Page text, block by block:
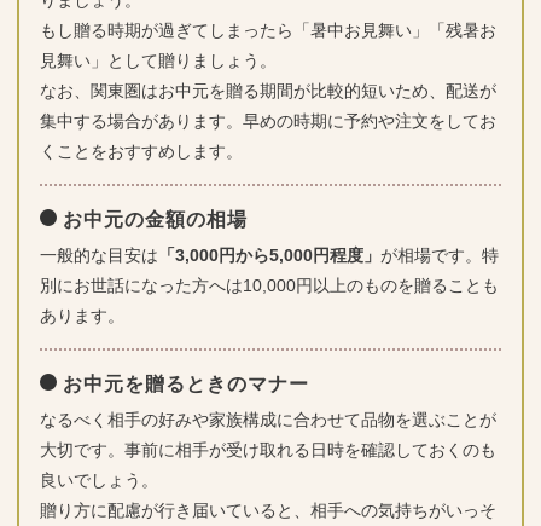
もし贈る時期が過ぎてしまったら「暑中お見舞い」「残暑お
見舞い」として贈りましょう。
なお、関東圏はお中元を贈る期間が比較的短いため、配送が
集中する場合があります。早めの時期に予約や注文をしてお
くことをおすすめします。
お中元の金額の相場
一般的な目安は 「3,000円から5,000円程度」 が相場です。特
別にお世話になった方へは10,000円以上のものを贈ることも
あります。
お中元を贈るときのマナー
なるべく相手の好みや家族構成に合わせて品物を選ぶことが
大切です。事前に相手が受け取れる日時を確認しておくのも
良いでしょう。
贈り方に配慮が行き届いていると、相手への気持ちがいっそ